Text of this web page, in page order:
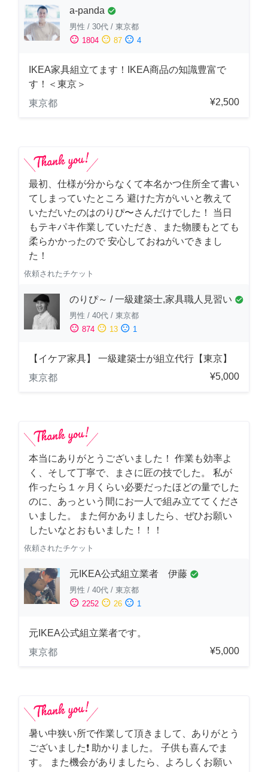
a-panda check_circle
男性 / 30代 / 東京都
sentiment_satisfied 1804 sentiment_neutral 87 sentiment_dissatisfied 4
IKEA家具組立てます！IKEA商品の知識豊富で
す！＜東京＞
東京都
¥2,500
最初、仕様が分からなくて本名かつ住所全て書い
てしまっていたところ 避けた方がいいと教えて
いただいたのはのりぴ〜さんだけでした！ 当日
もテキパキ作業していただき、また物腰もとても
柔らかかったので 安心しておねがいできまし
た！
依頼されたチケット
のりぴ～ / 一級建築士,家具職人見習い check_circle
男性 / 40代 / 東京都
sentiment_satisfied 874 sentiment_neutral 13 sentiment_dissatisfied 1
【イケア家具】 一級建築士が組立代行【東京】
東京都
¥5,000
本当にありがとうございました！ 作業も効率よ
く、そして丁寧で、まさに匠の技でした。 私が
作ったら１ヶ月くらい必要だったほどの量でした
のに、あっという間にお一人で組み立ててくださ
いました。 また何かありましたら、ぜひお願い
したいなとおもいました！！！
依頼されたチケット
元IKEA公式組立業者 伊藤 check_circle
男性 / 40代 / 東京都
sentiment_satisfied 2252 sentiment_neutral 26 sentiment_dissatisfied 1
元IKEA公式組立業者です。
東京都
¥5,000
暑い中狭い所で作業して頂きまして、ありがとう
ございました❗️ 助かりました。 子供も喜んでま
す。 また機会がありましたら、よろしくお願い